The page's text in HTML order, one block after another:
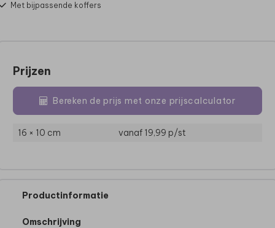
Met bijpassende koffers
Prijzen
Bereken de prijs met onze prijscalculator
16 × 10 cm vanaf 19,99 p/st
Productinformatie
Omschrijving